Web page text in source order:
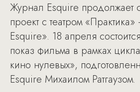
Журнал Esquire продолжает
проект с театром
Esquire». 18 апреля
показ фильма в рамках
кино нулевых»,
Esquire Михаилом Ратгаузом.